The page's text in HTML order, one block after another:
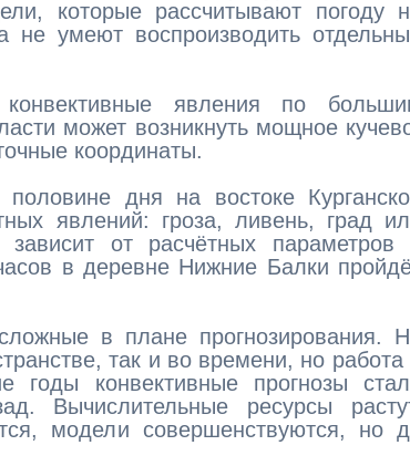
которые рассчитывают погоду
не умеют воспроизводить
явления по
может возникнуть мощное
координаты.
дня на востоке
явлений: гроза, ливень, град
от расчётных параметров
в деревне Нижние Балки
в плане прогнозирования.
так и во времени, но работа
годы конвективные прогнозы
Вычислительные ресурсы
модели совершенствуются, но